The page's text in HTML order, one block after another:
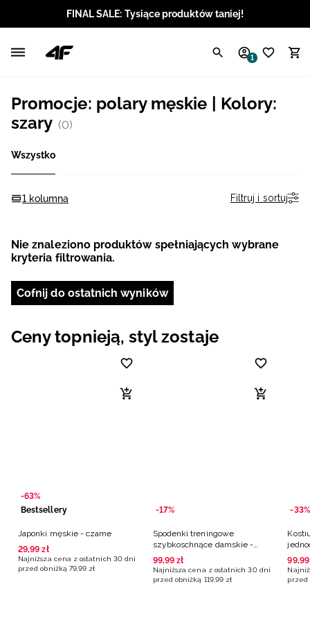
FINAL SALE: Tysiące produktów taniej!
1
Promocje: polary męskie | Kolory:
szary (0)
Wszystko
1 kolumna Filtruj i sortuj
Nie znaleziono produktów spełniających wybrane
kryteria filtrowania.
Cofnij do ostatnich wyników
Ceny topnieją, styl zostaje
-63%
Bestsellery
Japonki męskie - czarne
29,99 zł
Najniższa cena z ostatnich 30 dni
przed obniżką 79,99 zł
-17%
Spodenki treningowe
szybkoschnące damskie -
czarne
99,99 zł
Najniższa cena z ostatnich 30 dni
przed obniżką 119,99 zł
-33%
99,99
przed
Angielski / USD
Litewski / EUR
Łotewski / EUR